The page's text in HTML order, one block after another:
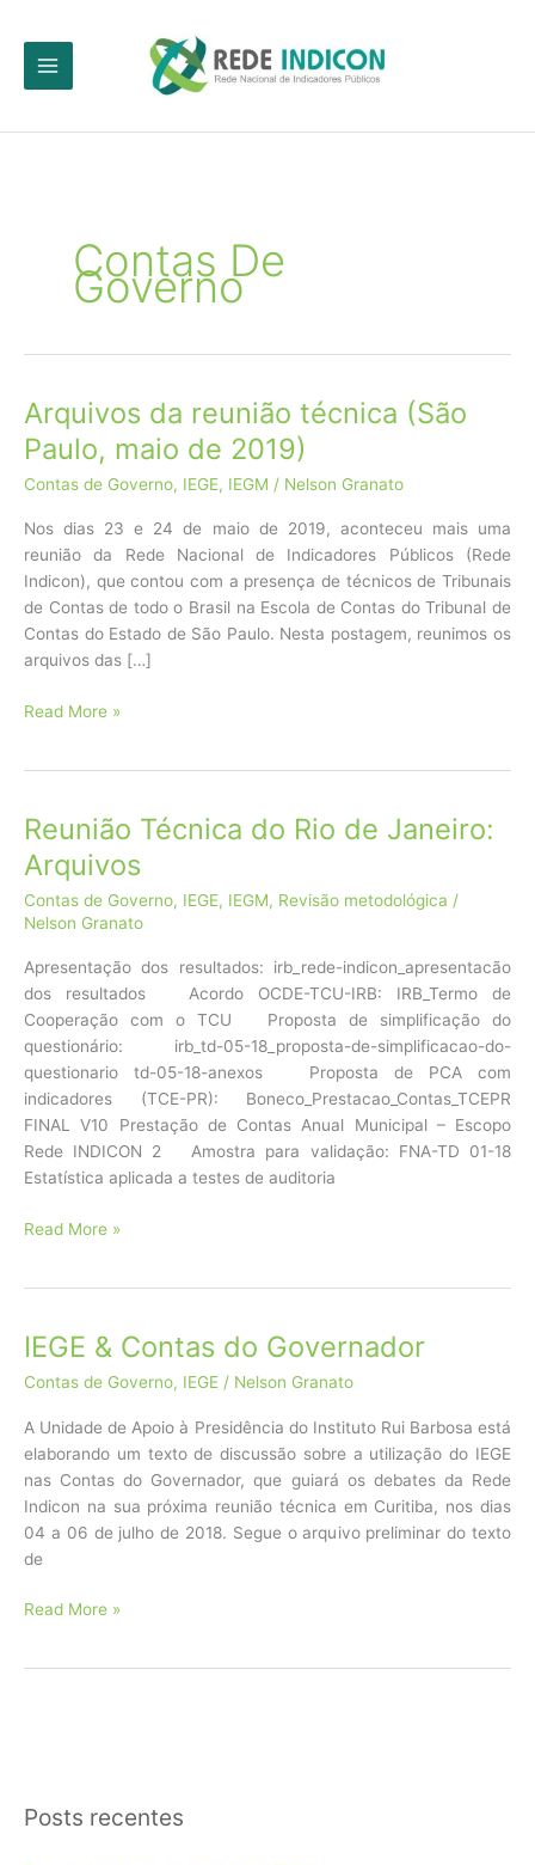
para
conteúdo
Contas De
Governo
Arquivos da reunião técnica (São
Paulo, maio de 2019)
Contas de Governo, IEGE, IEGM / Nelson Granato
Nos dias 23 e 24 de maio de 2019, aconteceu mais uma
reunião da Rede Nacional de Indicadores Públicos (Rede
Indicon), que contou com a presença de técnicos de Tribunais
de Contas de todo o Brasil na Escola de Contas do Tribunal de
Contas do Estado de São Paulo. Nesta postagem, reunimos os
arquivos das […]
Arquivos
(São
Paulo,
maio
de
2019)
Read More »
Reunião Técnica do Rio de Janeiro:
Arquivos
Contas de Governo, IEGE, IEGM, Revisão metodológica /
Nelson Granato
Apresentação dos resultados: irb_rede-indicon_apresentacão
dos resultados Acordo OCDE-TCU-IRB: IRB_Termo de
Cooperação com o TCU Proposta de simplificação do
questionário: irb_td-05-18_proposta-de-simplificacao-do-
questionario td-05-18-anexos Proposta de PCA com
indicadores (TCE-PR): Boneco_Prestacao_Contas_TCEPR
FINAL V10 Prestação de Contas Anual Municipal – Escopo
Rede INDICON 2 Amostra para validação: FNA-TD 01-18
Estatística aplicada a testes de auditoria
Reunião
de
Janeiro:
Arquivos
Read More »
IEGE & Contas do Governador
Contas de Governo, IEGE / Nelson Granato
A Unidade de Apoio à Presidência do Instituto Rui Barbosa está
elaborando um texto de discussão sobre a utilização do IEGE
nas Contas do Governador, que guiará os debates da Rede
Indicon na sua próxima reunião técnica em Curitiba, nos dias
04 a 06 de julho de 2018. Segue o arquivo preliminar do texto
de
IEGE
Read More »
Posts recentes